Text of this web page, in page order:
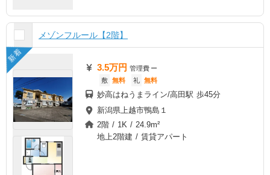
メゾンフルール【2階】
新着
3.5万円 管理費 ー
敷 無料 礼 無料
妙高はねうまライン/高田駅 歩45分
新潟県上越市鴨島１
2階 / 1K / 24.9m²
地上2階建 / 賃貸アパート